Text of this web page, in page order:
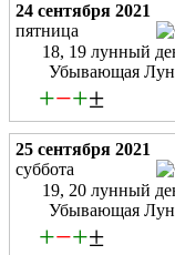
24 сентября 2021
пятница
18, 19 лунный
Убывающая
+−+±
25 сентября 2021
суббота
19, 20 лунный
Убывающая
+−+±